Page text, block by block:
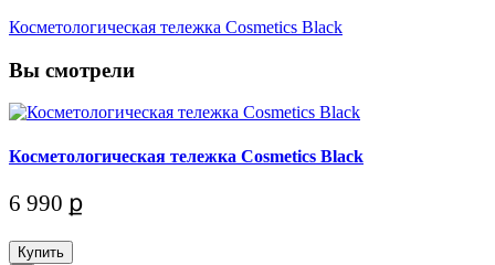
Косметологическая тележка Cosmetics Black
Вы смотрели
Косметологическая тележка Cosmetics Black
6 990 ք
Купить